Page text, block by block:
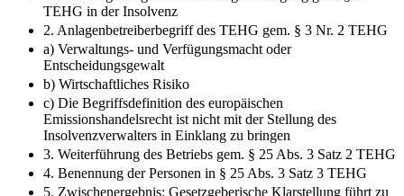
TEHG in der Insolvenz
2. Anlagenbetreiberbegriff des TEHG gem. § 3 Nr. 2 TEHG
a) Verwaltungs- und Verfügungsmacht oder
Entscheidungsgewalt
b) Wirtschaftliches Risiko
c) Die Begriffsdefinition des europäischen
Emissionshandelsrecht ist nicht mit der Stellung des
Insolvenzverwalters in Einklang zu bringen
3. Weiterführung des Betriebs gem. § 25 Abs. 3 Satz 2 TEHG
4. Benennung der Personen in § 25 Abs. 3 Satz 3 TEHG
5. Zwischenergebnis: Gesetzgeberische Klarstellung führt zu